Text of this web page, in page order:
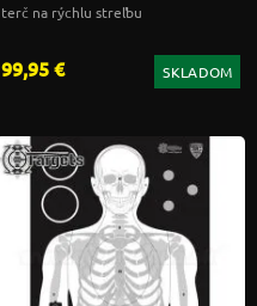
terč na rýchlu streľbu
99,95 € SKLADOM